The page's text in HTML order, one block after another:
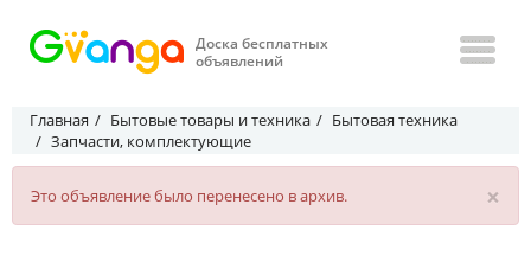
Доска бесплатных
объявлений
Главная Бытовые товары и техника
Бытовая техника
Запчасти, комплектующие
×
Это объявление было перенесено в архив.